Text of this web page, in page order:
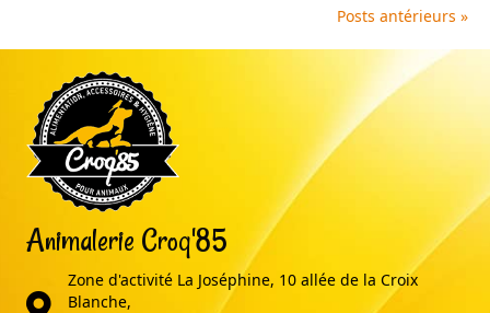
Posts antérieurs »
Animalerie Croq'85
adresse
Zone d'activité La Joséphine, 10 allée de la Croix
Blanche,